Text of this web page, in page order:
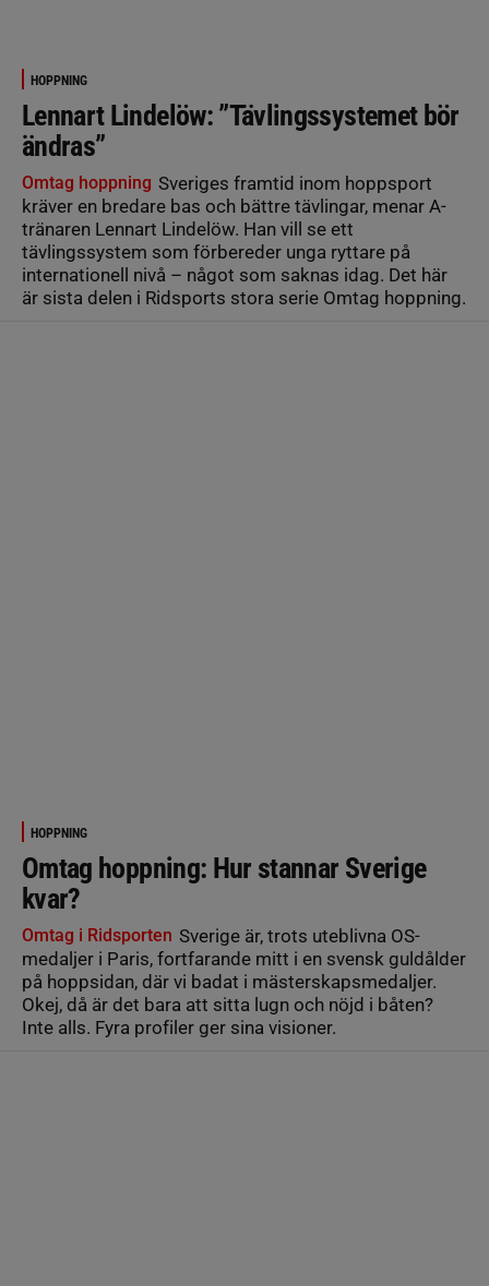
HOPPNING
Lennart Lindelöw: ”Tävlingssystemet bör
ändras”
Omtag hoppning Sveriges framtid inom hoppsport
kräver en bredare bas och bättre tävlingar, menar A-
tränaren Lennart Lindelöw. Han vill se ett
tävlingssystem som förbereder unga ryttare på
internationell nivå – något som saknas idag. Det här
är sista delen i Ridsports stora serie Omtag hoppning.
HOPPNING
Omtag hoppning: Hur stannar Sverige
kvar?
Omtag i Ridsporten Sverige är, trots uteblivna OS-
medaljer i Paris, fortfarande mitt i en svensk guldålder
på hoppsidan, där vi badat i mästerskapsmedaljer.
Okej, då är det bara att sitta lugn och nöjd i båten?
Inte alls. Fyra profiler ger sina visioner.